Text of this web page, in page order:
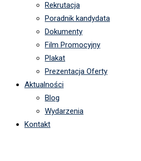
Rekrutacja
Poradnik kandydata
Dokumenty
Film Promocyjny
Plakat
Prezentacja Oferty
Aktualności
Blog
Wydarzenia
Kontakt